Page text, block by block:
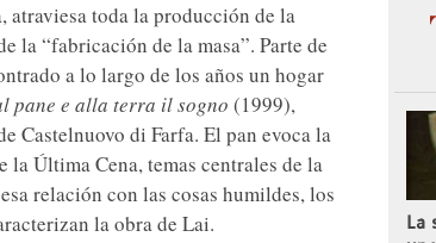
toda la producción de la
la “fabricación de la masa”. Parte de
a lo largo de los años un hogar
pane e alla terra il sogno (1999),
Castelnuovo di Farfa. El pan evoca la
Última Cena, temas centrales de la
relación con las cosas humildes, los
la obra de Lai.
La